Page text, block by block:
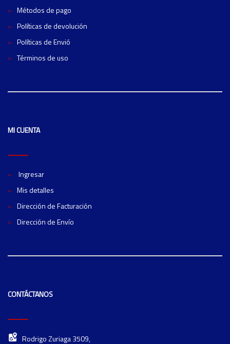
Métodos de pago
Políticas de devolución
Políticas de Envió
Términos de uso
MI CUENTA
Ingresar
Mis detalles
Dirección de Facturación
Dirección de Envío
CONTÁCTANOS
Rodrigo Zuriaga 3509,